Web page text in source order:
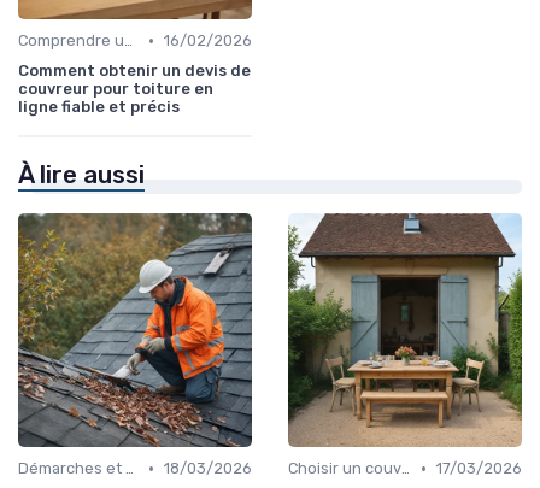
Comprendre un devis toiture • 16/02/2026
Comment obtenir un devis de
couvreur pour toiture en
ligne fiable et précis
À lire aussi
Démarches et garanties • 18/03/2026
Choisir un couvreur • 17/03/2026